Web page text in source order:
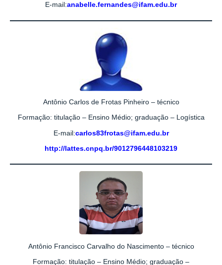
E-mail:anabelle.fernandes@ifam.edu.br
Antônio Carlos de Frotas Pinheiro – técnico
Formação: titulação – Ensino Médio; graduação – Logística
E-mail:carlos83frotas@ifam.edu.br
http://lattes.cnpq.br/9012796448103219
Antônio Francisco Carvalho do Nascimento – técnico
Formação: titulação – Ensino Médio; graduação –